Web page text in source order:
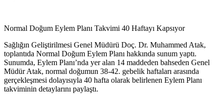
Normal Doğum Eylem Planı Takvimi 40 Haftayı Kapsıyor
Sağlığın Geliştirilmesi Genel Müdürü Doç. Dr. Muhammed Atak,
toplantıda Normal Doğum Eylem Planı hakkında sunum yaptı.
Sunumda, Eylem Planı’nda yer alan 14 maddeden bahseden Genel
Müdür Atak, normal doğumun 38-42. gebelik haftaları arasında
gerçekleşmesi dolayısıyla 40 hafta olarak belirlenen Eylem Planı
takviminin detaylarını paylaştı.